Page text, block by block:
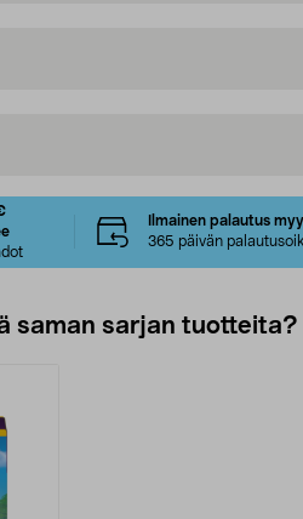
Ilmainen palautus
365 päivän
saman sarjan tuotteita?